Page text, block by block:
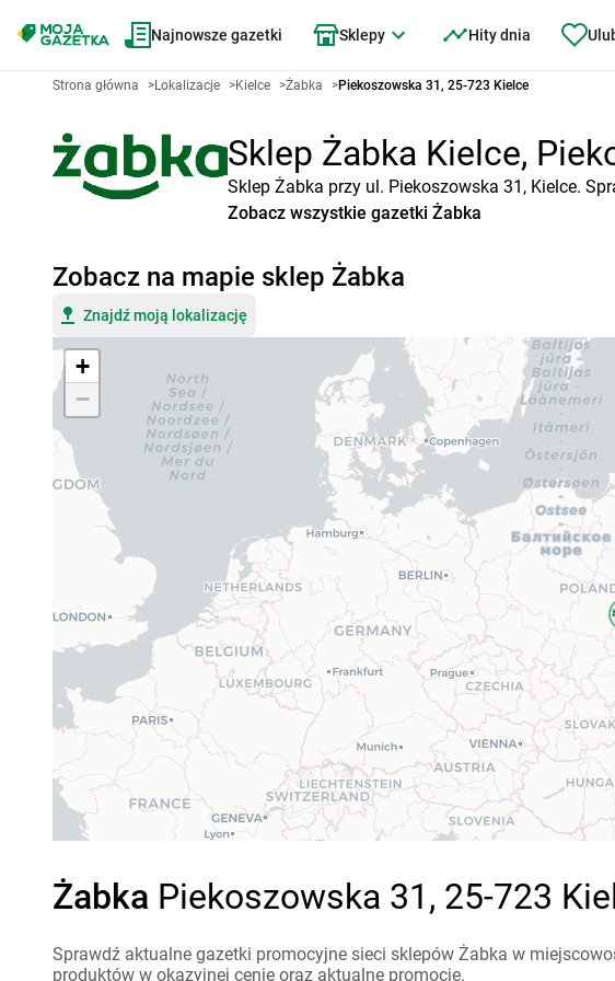
Najnowsze gazetki Sklepy Hity dnia
Strona główna >Lokalizacje >Kielce >Żabka >Piekoszowska 31, 25-723 Kielce
Sklep Żabka Kielce,
Sklep Żabka przy ul. Piekoszowska 31, Kielce.
Zobacz wszystkie gazetki Żabka
Zobacz na mapie sklep Żabka
Znajdź moją lokalizację
+
−
Żabka Piekoszowska 31, 25-723
Sprawdź aktualne gazetki promocyjne sieci sklepów Żabka w
produktów w okazyjnej cenie oraz aktualne promocje.